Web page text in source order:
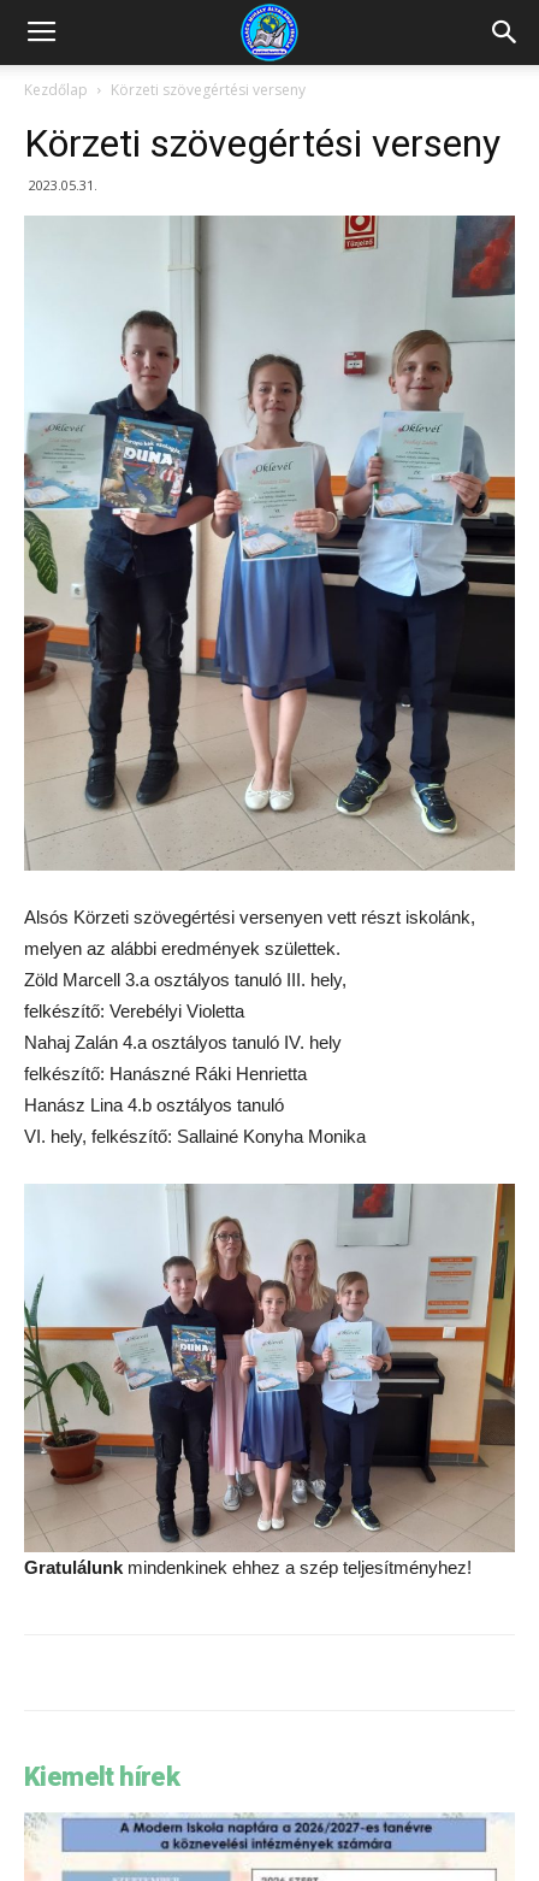
Kazincbarcikai
Pollack
Iskola
Kezdőlap Körzeti szövegértési verseny
Körzeti szövegértési verseny
2023.05.31.
Alsós Körzeti szövegértési versenyen vett részt iskolánk,
melyen az alábbi eredmények születtek.
Zöld Marcell 3.a osztályos tanuló III. hely,
felkészítő: Verebélyi Violetta
Nahaj Zalán 4.a osztályos tanuló IV. hely
felkészítő: Hanászné Ráki Henrietta
Hanász Lina 4.b osztályos tanuló
VI. hely, felkészítő: Sallainé Konyha Monika
Gratulálunk mindenkinek ehhez a szép teljesítményhez!
Kiemelt hírek